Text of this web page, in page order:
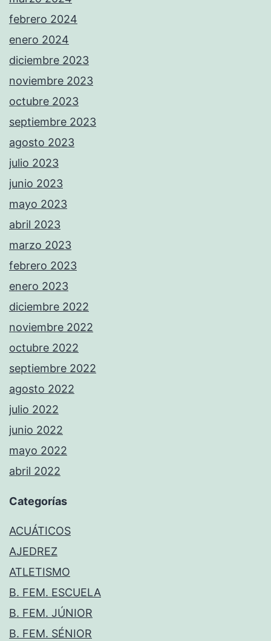
febrero 2024
enero 2024
diciembre 2023
noviembre 2023
octubre 2023
septiembre 2023
agosto 2023
julio 2023
junio 2023
mayo 2023
abril 2023
marzo 2023
febrero 2023
enero 2023
diciembre 2022
noviembre 2022
octubre 2022
septiembre 2022
agosto 2022
julio 2022
junio 2022
mayo 2022
abril 2022
Categorías
ACUÁTICOS
AJEDREZ
ATLETISMO
B. FEM. ESCUELA
B. FEM. JÚNIOR
B. FEM. SÉNIOR